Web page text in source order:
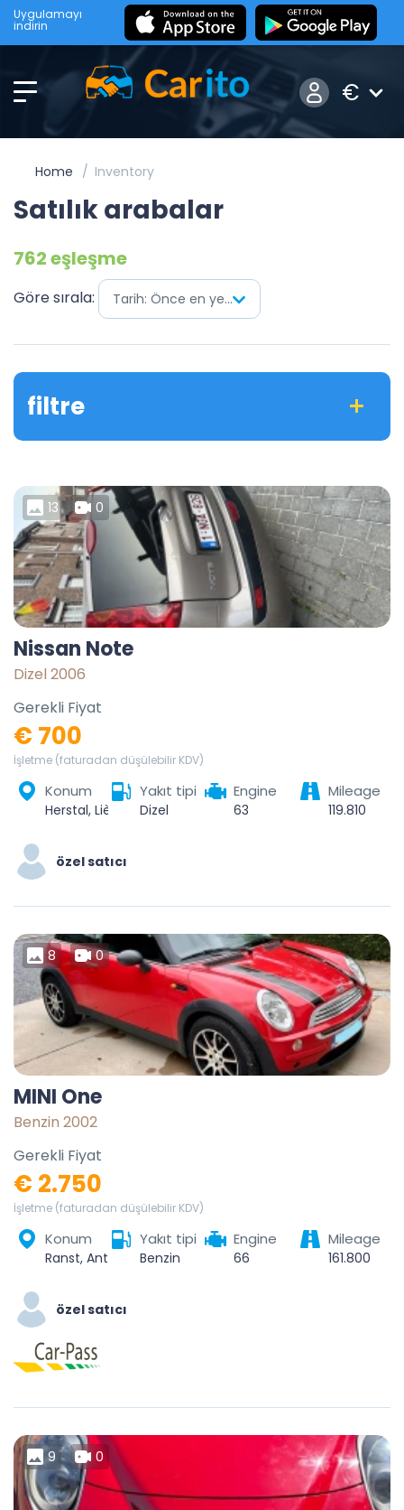
Uygulamayı
indirin
€
Home Inventory
Satılık arabalar
762 eşleşme
Göre sırala: Tarih: Önce en yenisi
filtre
13 0
Nissan Note
Dizel 2006
Gerekli Fiyat
€ 700
İşletme (faturadan düşülebilir KDV)
Konum Yakıt tipi
Dizel
Engine
63
Mileage
119.810
özel satıcı
8 0
MINI One
Benzin 2002
Gerekli Fiyat
€ 2.750
İşletme (faturadan düşülebilir KDV)
Konum Yakıt tipi
Benzin
Engine
66
Mileage
161.800
özel satıcı
9 0